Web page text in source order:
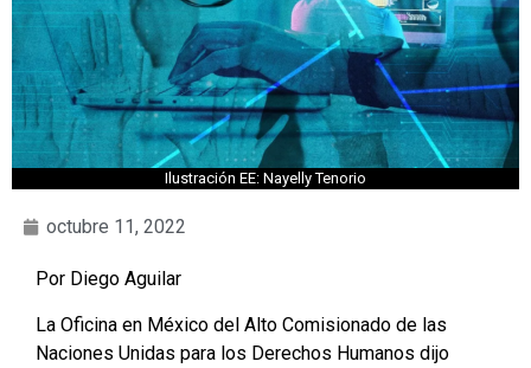
Ilustración EE: Nayelly Tenorio
octubre 11, 2022
Por Diego Aguilar
La Oficina en México del Alto Comisionado de las
Naciones Unidas para los Derechos Humanos dijo